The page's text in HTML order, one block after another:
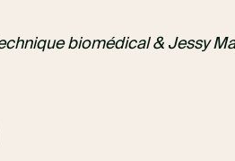
biomédical & Jessy